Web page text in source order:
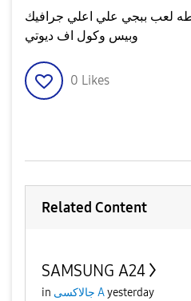
لعب ببجي علي اعلي جرافيك
وبيس وكول اف ديوتي
0 Likes
Related Content
SAMSUNG A24
in جالاكسى Ayesterday